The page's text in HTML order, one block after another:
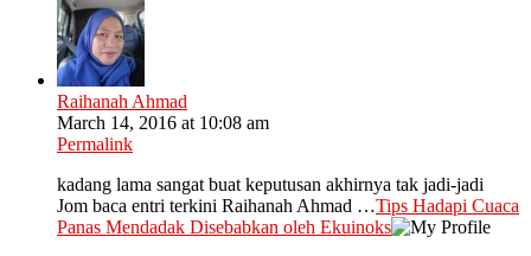
Raihanah Ahmad
March 14, 2016 at 10:08 am
Permalink
kadang lama sangat buat keputusan akhirnya tak jadi-jadi
Jom baca entri terkini Raihanah Ahmad …Tips Hadapi Cuaca
Panas Mendadak Disebabkan oleh Ekuinoks